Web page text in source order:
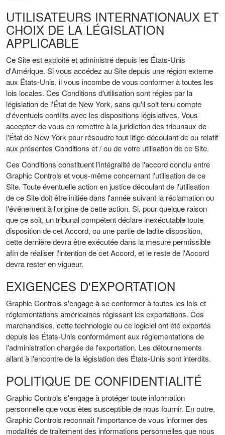
UTILISATEURS INTERNATIONAUX ET
CHOIX DE LA LÉGISLATION
APPLICABLE
Ce Site est exploité et administré depuis les États-Unis
d'Amérique. Si vous accédez au Site depuis une région externe
aux États-Unis, il vous incombe de vous conformer à toutes les
lois locales. Ces Conditions d'utilisation sont régies par la
législation de l'État de New York, sans qu'il soit tenu compte
d'éventuels conflits avec les dispositions législatives. Vous
acceptez de vous en remettre à la juridiction des tribunaux de
l'État de New York pour résoudre tout litige découlant de ou relatif
aux présentes Conditions et / ou de votre utilisation de ce Site.
Ces Conditions constituent l'intégralité de l'accord conclu entre
Graphic Controls et vous-même concernant l'utilisation de ce
Site. Toute éventuelle action en justice découlant de l'utilisation
de ce Site doit être initiée dans l'année suivant la réclamation ou
l'événement à l'origine de cette action. Si, pour quelque raison
que ce soit, un tribunal compétent déclare inexécutable toute
disposition de cet Accord, ou une partie de ladite disposition,
cette dernière devra être exécutée dans la mesure permissible
afin de réaliser l'intention de cet Accord, et le reste de l'Accord
devra rester en vigueur.
EXIGENCES D'EXPORTATION
Graphic Controls s'engage à se conformer à toutes les lois et
réglementations américaines régissant les exportations. Ces
marchandises, cette technologie ou ce logiciel ont été exportés
depuis les États-Unis conformément aux réglementations de
l'administration chargée de l'exportation. Les détournements
allant à l'encontre de la législation des États-Unis sont interdits.
POLITIQUE DE CONFIDENTIALITÉ
Graphic Controls s'engage à protéger toute information
personnelle que vous êtes susceptible de nous fournir. En outre,
Graphic Controls reconnaît l'importance de vous informer des
modalités de traitement des informations personnelles que nous